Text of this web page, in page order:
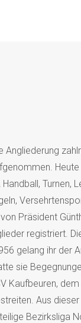
Turnen,
Präsident
registriert.
gelang ihr der
sie
Kaufbeuren,
Aus
Bezirksliga